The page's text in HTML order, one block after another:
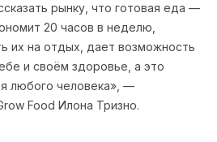
рынку, что готовая еда —
20 часов в неделю,
их на отдых, дает возможность
и своём здоровье, а это
любого человека», —
Food Илона Тризно.